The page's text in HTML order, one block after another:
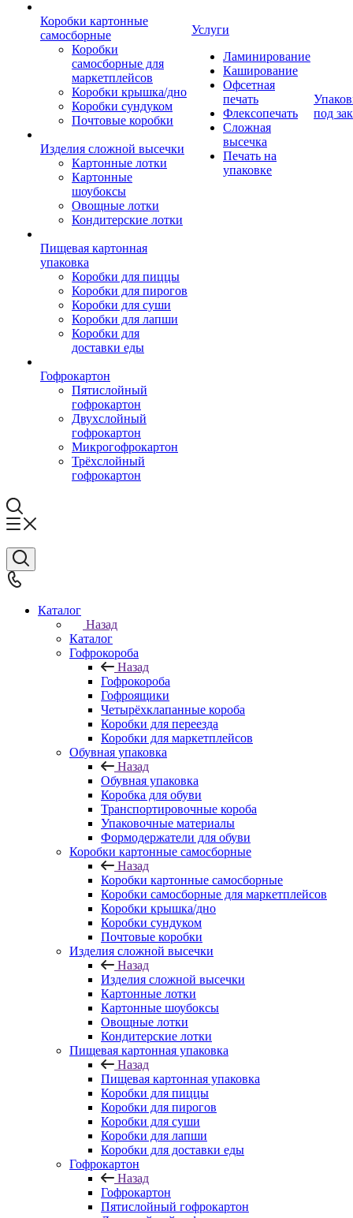
Коробки картонные
самосборные
Коробки
самосборные для
маркетплейсов
Коробки крышка/дно
Коробки сундуком
Почтовые коробки
Изделия сложной высечки
Картонные лотки
Картонные
шоубоксы
Овощные лотки
Кондитерские лотки
Пищевая картонная
упаковка
Коробки для пиццы
Коробки для пирогов
Коробки для суши
Коробки для лапши
Коробки для
доставки еды
Гофрокартон
Пятислойный
гофрокартон
Двухслойный
гофрокартон
Микрогофрокартон
Трёхслойный
гофрокартон
Услуги
Ламинирование
Каширование
Офсетная
печать
Флексопечать
Сложная
высечка
Печать на
упаковке
под
Каталог
Назад
Каталог
Гофрокороба
Назад
Гофрокороба
Гофроящики
Четырёхклапанные короба
Коробки для переезда
Коробки для маркетплейсов
Обувная упаковка
Назад
Обувная упаковка
Коробка для обуви
Транспортировочные короба
Упаковочные материалы
Формодержатели для обуви
Коробки картонные самосборные
Назад
Коробки картонные самосборные
Коробки самосборные для маркетплейсов
Коробки крышка/дно
Коробки сундуком
Почтовые коробки
Изделия сложной высечки
Назад
Изделия сложной высечки
Картонные лотки
Картонные шоубоксы
Овощные лотки
Кондитерские лотки
Пищевая картонная упаковка
Назад
Пищевая картонная упаковка
Коробки для пиццы
Коробки для пирогов
Коробки для суши
Коробки для лапши
Коробки для доставки еды
Гофрокартон
Назад
Гофрокартон
Пятислойный гофрокартон